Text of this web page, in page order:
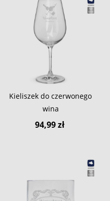
Kieliszek do czerwonego
wina
94,99 zł